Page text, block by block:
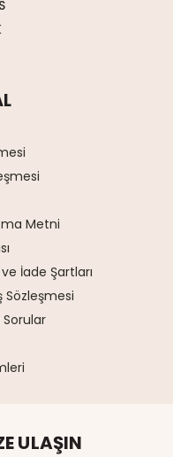
Metni
İade Şartları
Sözleşmesi
Sorular
ULAŞIN